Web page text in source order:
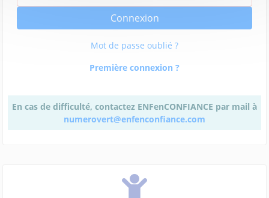
Connexion
Mot de passe oublié ?
Première connexion ?
En cas de difficulté, contactez ENFenCONFIANCE par mail à
numerovert@enfenconfiance.com